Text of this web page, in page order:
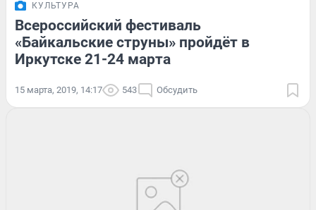
КУЛЬТУРА
Всероссийский фестиваль
«Байкальские струны» пройдёт в
Иркутске 21-24 марта
15 марта, 2019, 14:17 543 Обсудить